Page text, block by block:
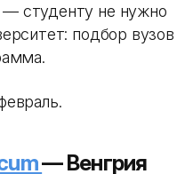
студенту не нужно
подбор вузов
— Венгрия